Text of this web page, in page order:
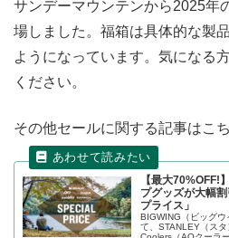
サンデーマウンテンから2025年
場しました。福箱は具体的な製
ようになっています。気になる
ください。
その他セールに関する記事はこち
【最大70%OFF!
プグッズが大幅
プライス」
BIGWING（ビッグウ
て、STANLEY（ス